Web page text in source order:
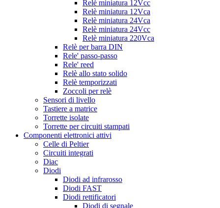
Relè miniatura 12Vcc
Relè miniatura 12Vca
Relè miniatura 24Vca
Relè miniatura 24Vcc
Relè miniatura 220Vca
Relè per barra DIN
Rele' passo-passo
Rele' reed
Relè allo stato solido
Relè temporizzati
Zoccoli per relè
Sensori di livello
Tastiere a matrice
Torrette isolate
Torrette per circuiti stampati
Componenti elettronici attivi
Celle di Peltier
Circuiti integrati
Diac
Diodi
Diodi ad infrarosso
Diodi FAST
Diodi rettificatori
Diodi di segnale